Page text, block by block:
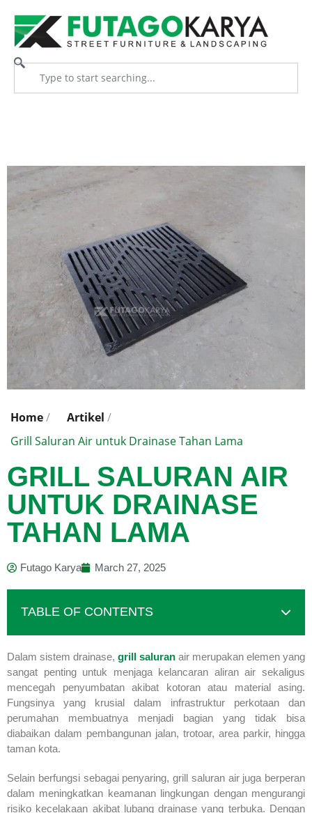
Home/ Artikel /
Grill Saluran Air untuk Drainase Tahan Lama
GRILL SALURAN AIR
UNTUK DRAINASE
TAHAN LAMA
Futago Karya March 27, 2025
TABLE OF CONTENTS
Dalam sistem drainase, grill saluran air merupakan elemen yang
sangat penting untuk menjaga kelancaran aliran air sekaligus
mencegah penyumbatan akibat kotoran atau material asing.
Fungsinya yang krusial dalam infrastruktur perkotaan dan
perumahan membuatnya menjadi bagian yang tidak bisa
diabaikan dalam pembangunan jalan, trotoar, area parkir, hingga
taman kota.
Selain berfungsi sebagai penyaring, grill saluran air juga berperan
dalam meningkatkan keamanan lingkungan dengan mengurangi
risiko kecelakaan akibat lubang drainase yang terbuka. Dengan